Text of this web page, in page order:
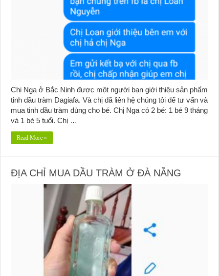
Chị Nga ở Bắc Ninh được một người bạn giới thiệu sản phẩm
tinh dầu tràm Dagiafa. Và chị đã liên hệ chúng tôi để tư vấn và
mua tinh dầu tràm dùng cho bé. Chị Nga có 2 bé: 1 bé 9 tháng
và 1 bé 5 tuổi. Chị …
Read More »
ĐỊA CHỈ MUA DẦU TRÀM Ở ĐÀ NẴNG